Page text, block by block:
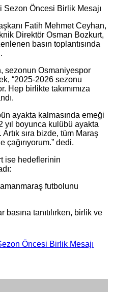
Sezon Öncesi Birlik Mesajı
Fatih Mehmet Ceyhan,
Direktör Osman Bozkurt,
basın toplantısında
sezonun Osmaniyespor
“2025-2026 sezonu
Hep birlikte takımımıza
ayakta kalmasında emeği
yıl boyunca kulübü ayakta
sıra bizde, tüm Maraş
çağırıyorum.” dedi.
ise hedeflerinin
futbolunu
basına tanıtılırken, birlik ve
Öncesi Birlik Mesajı